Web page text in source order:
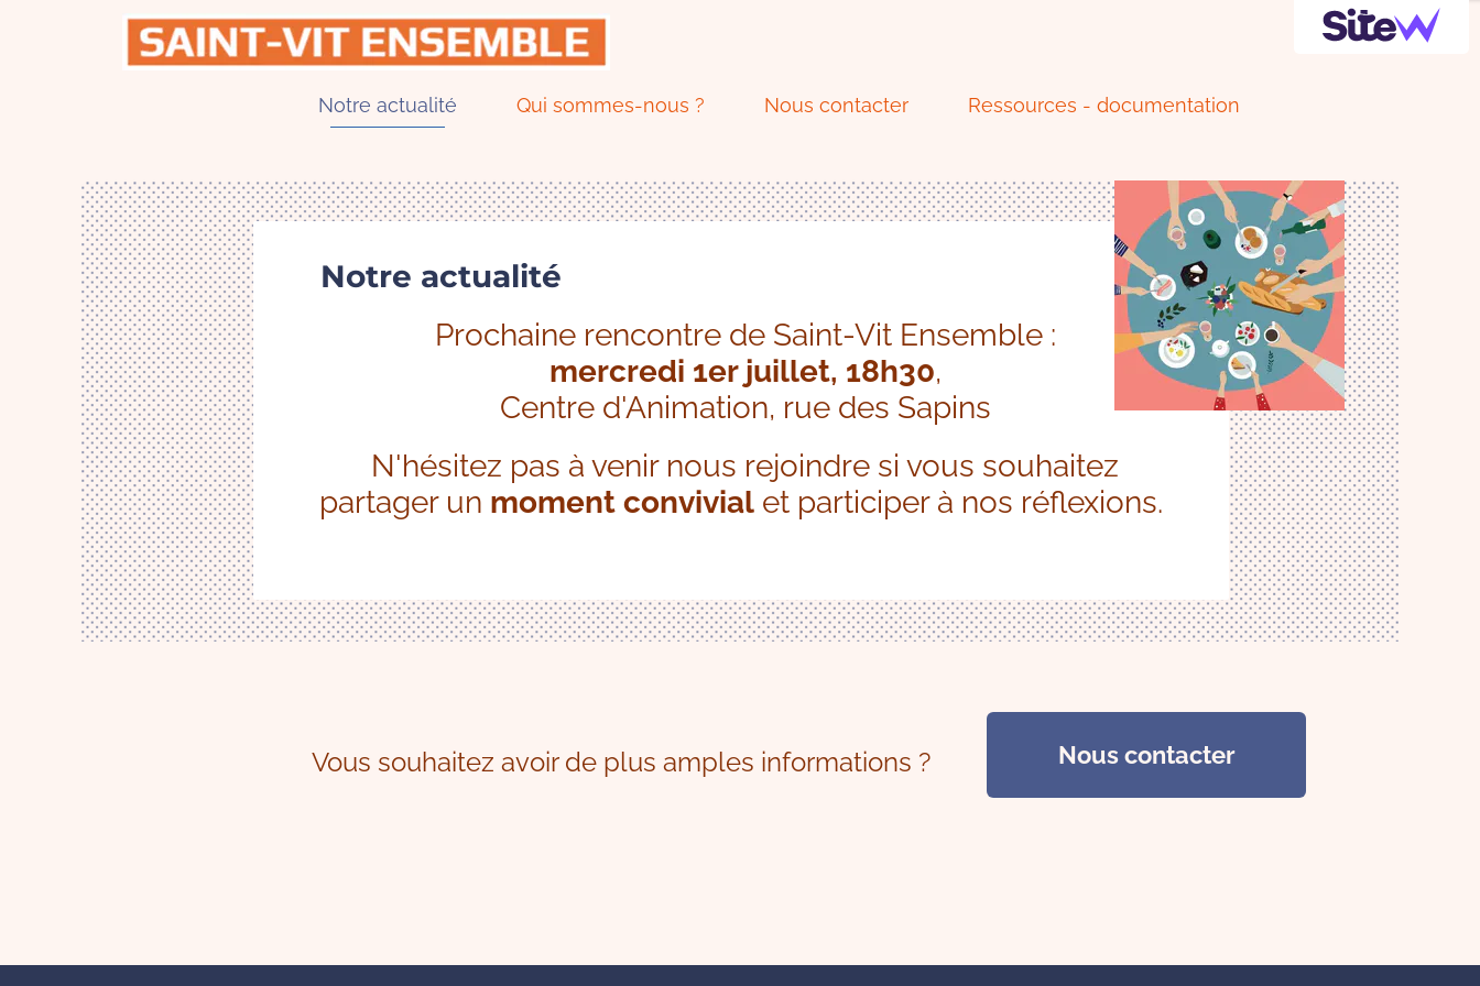
Notre actualité Qui sommes-nous ? Nous contacter Ressources - documentation
Notre actualité
Prochaine rencontre de Saint-Vit Ensemble :
mercredi 1er juillet, 18h30,
Centre d'Animation, rue des Sapins
N'hésitez pas à venir nous rejoindre si vous souhaitez
partager un moment convivial et participer à nos réflexions.
Nous contacter
Vous souhaitez avoir de plus amples informations ?